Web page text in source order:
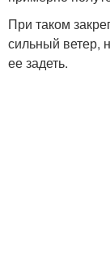
При таком
сильный ветер,
ее задеть.